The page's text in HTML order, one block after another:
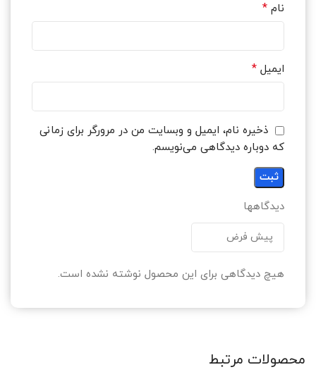
دیدگاهها
هیچ دیدگاهی برای این محصول نوشته نشده است.
نام *
ایمیل *
ذخیره نام، ایمیل و وبسایت من در مرورگر برای زمانی
که دوباره دیدگاهی می‌نویسم.
محصولات مرتبط